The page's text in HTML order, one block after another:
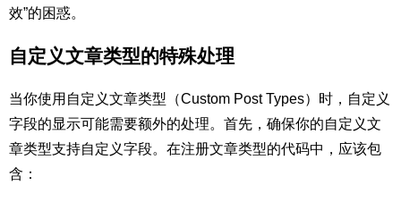
效”的困惑。
自定义文章类型的特殊处理
当你使用自定义文章类型（Custom Post Types）时，自定义
字段的显示可能需要额外的处理。首先，确保你的自定义文
章类型支持自定义字段。在注册文章类型的代码中，应该包
含：